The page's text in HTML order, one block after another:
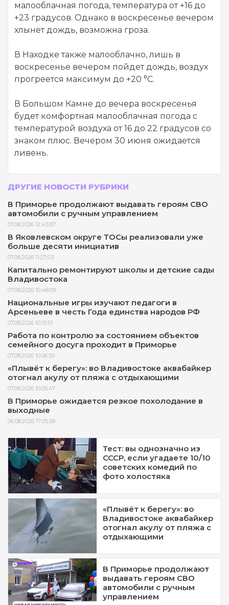
малооблачная погода, температура от +16 до
+23 градусов. Однако в воскресенье вечером
хлынет дождь, возможна гроза.
В Находке также малооблачно, лишь в
воскресенье вечером пойдет дождь, воздух
прогреется максимум до +20 °C.
В Большом Камне до вечера воскресенья
будет комфортная малооблачная погода с
температурой воздуха от 16 до 22 градусов со
знаком плюс. Вечером 30 июня ожидается
ливень.
ДРУГИЕ НОВОСТИ РУБРИКИ
В Приморье продолжают выдавать героям СВО
автомобили с ручным управлением
07.08.2026 12:45:57
В Яковлевском округе ТОСы реализовали уже
больше десяти инициатив
07.08.2026 11:27:03
Капитально ремонтируют школы и детские сады
Владивостока
07.08.2026 10:48:09
Национальные игры изучают педагоги в
Арсеньеве в честь Года единства народов РФ
07.08.2026 10:15:51
Работа по контролю за состоянием объектов
семейного досуга проходит в Приморье
07.08.2026 10:06:55
«Плывёт к берегу»: во Владивостоке аквабайкер
отогнал акулу от пляжа с отдыхающими
07.08.2026 10:05:47
В Приморье ожидается резкое похолодание в
выходные
06.08.2026 17:05:58
Тест: вы однозначно из
СССР, если угадаете 10/10
советских комедий по
фото холостяка
«Плывёт к берегу»: во
Владивостоке аквабайкер
отогнал акулу от пляжа с
отдыхающими
В Приморье продолжают
выдавать героям СВО
автомобили с ручным
управлением